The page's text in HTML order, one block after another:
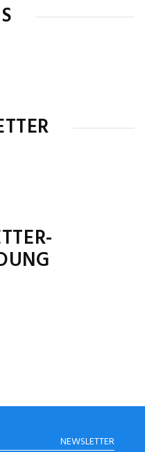
AUFNEWSLETTER